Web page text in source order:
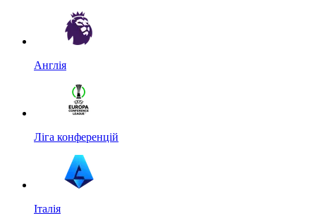
Англія
Ліга конференцій
Італія